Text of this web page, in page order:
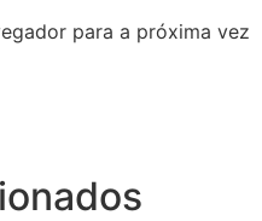
para a próxima vez